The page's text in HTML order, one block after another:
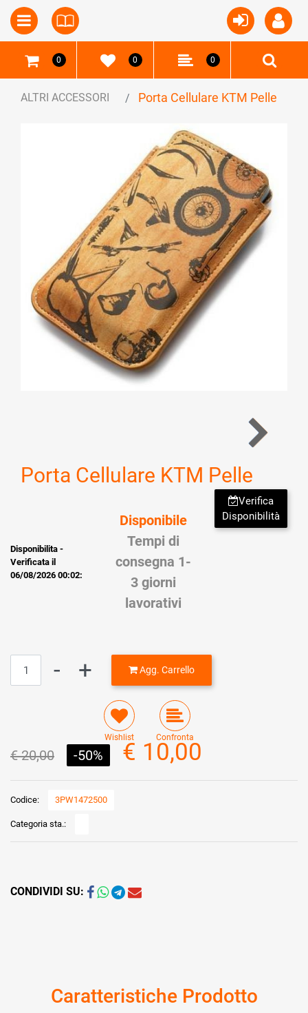
Open Open menu
0 0 0
ALTRI ACCESSORI Porta Cellulare KTM Pelle
Porta Cellulare KTM Pelle
Disponibilita -
Verificata il
06/08/2026 00:02:
Verifica
Disponibilità
Disponibile
Tempi di
consegna 1-
3 giorni
lavorativi
Quantità Agg. Carrello
Wishlist Confronta
€ 20,00 -50% € 10,00
Codice: 3PW1472500
Categoria sta.:
CONDIVIDI SU:
Caratteristiche Prodotto